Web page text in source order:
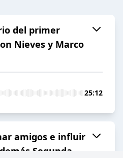
del primer
Nieves y Marco
25:12
amigos e influir
Segunda